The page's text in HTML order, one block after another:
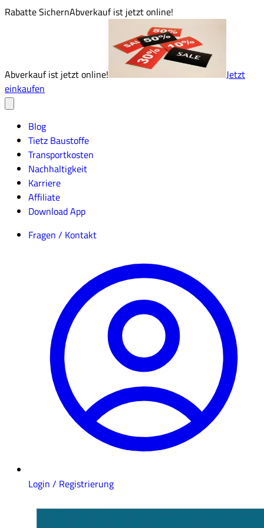
Rabatte SichernAbverkauf ist jetzt online!
Abverkauf ist jetzt online!
Jetzt
einkaufen
Blog
Tietz Baustoffe
Transportkosten
Nachhaltigkeit
Karriere
Affiliate
Download App
Fragen / Kontakt
Login / Registrierung